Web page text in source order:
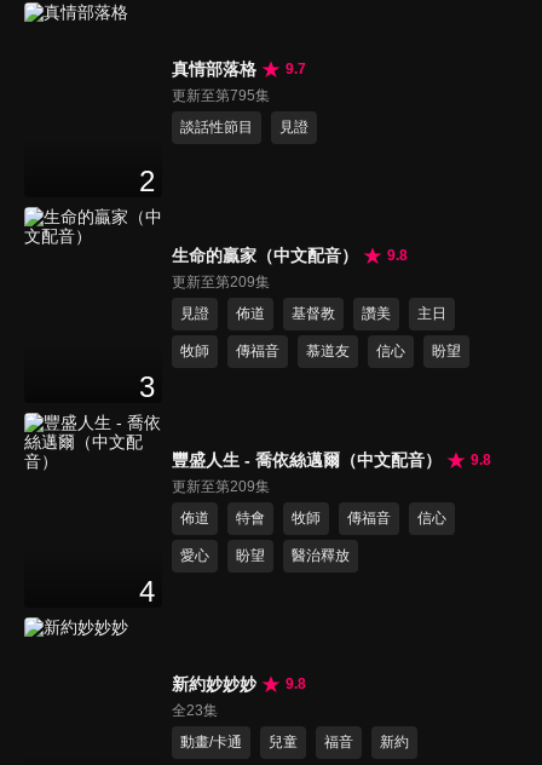
2
真情部落格
9.7
更新至第795集
談話性節目
見證
3
生命的贏家（中文配音）
9.8
更新至第209集
見證
佈道 基督教 讚美 主日
牧師 傳福音 慕道友 信心 盼望
4
豐盛人生 - 喬依絲邁爾（中文配音）
9.8
更新至第209集
佈道
特會 牧師 傳福音 信心
愛心 盼望 醫治釋放
新約妙妙妙
9.8
全23集
動畫/卡通
兒童 福音 新約